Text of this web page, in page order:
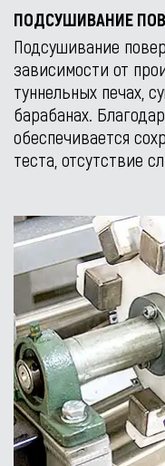
ПОДСУШИВАНИЕ
Подсушивание
зависимости от
туннельных печах,
барабанах.
обеспечивается
теста, отсутствие